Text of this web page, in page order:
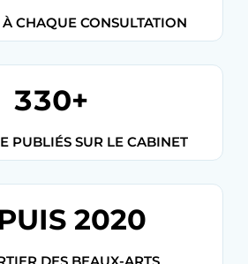
CHAQUE CONSULTATION
330+
PUBLIÉS SUR LE CABINET
2020